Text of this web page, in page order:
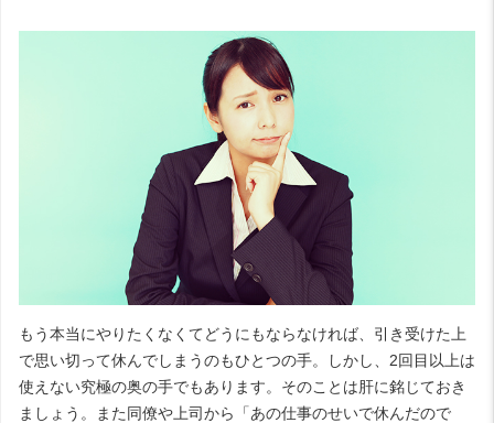
もう本当にやりたくなくてどうにもならなければ、引き受けた上
で思い切って休んでしまうのもひとつの手。しかし、2回目以上は
使えない究極の奥の手でもあります。そのことは肝に銘じておき
ましょう。また同僚や上司から「あの仕事のせいで休んだので